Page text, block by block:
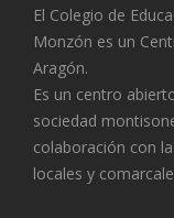
El Colegio de
Monzón es un
Aragón.
Es un centro
sociedad
colaboración con
locales y